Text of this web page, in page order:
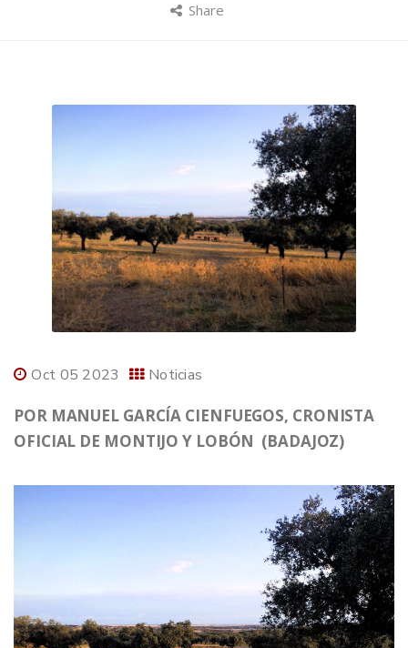
Share
Oct 05 2023 Noticias
POR MANUEL GARCÍA CIENFUEGOS, CRONISTA
OFICIAL DE MONTIJO Y LOBÓN (BADAJOZ)